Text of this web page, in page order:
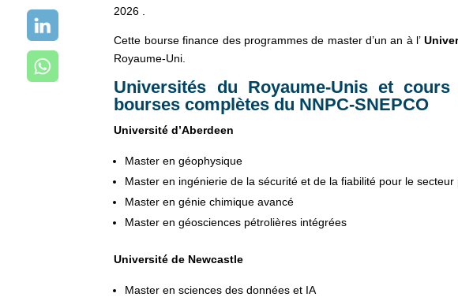
2026 .
Cette bourse finance des programmes de master d’un an à l’
Royaume-Uni.
Universités du Royaume-Unis et
bourses complètes du NNPC-SNEPCO
Université d’Aberdeen
Master en géophysique
Master en ingénierie de la sécurité et de la fiabilité pour le
Master en génie chimique avancé
Master en géosciences pétrolières intégrées
Université de Newcastle
Master en sciences des données et IA